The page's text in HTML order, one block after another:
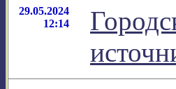
29.05.2024
12:14